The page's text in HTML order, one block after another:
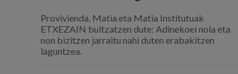
Provivienda, Matia eta Matia Institutuak
ETXEZAIN bultzatzen dute: Adinekoei nola eta
non bizitzen jarraitu nahi duten erabakitzen
laguntzea.